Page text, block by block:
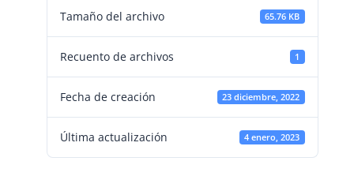
Tamaño del archivo 65.76 KB
Recuento de archivos 1
Fecha de creación 23 diciembre, 2022
Última actualización 4 enero, 2023